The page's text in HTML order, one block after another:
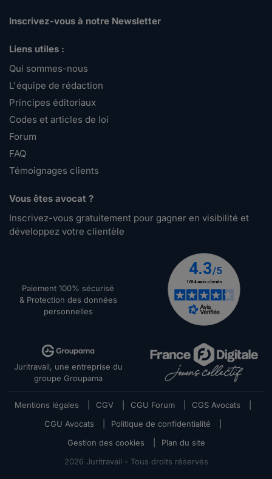
Inscrivez-vous à notre Newsletter
Liens utiles :
Qui sommes-nous
L'équipe de rédaction
Principes éditoriaux
Codes et articles de loi
Forum
FAQ
Témoignages clients
Vous êtes avocat ?
Inscrivez-vous gratuitement pour gagner en visibilité et
développez votre clientèle
Paiement 100% sécurisé
& Protection des données
personnelles
Juritravail, une entreprise du
groupe Groupama
Mentions légales CGV CGU Forum CGS Avocats
CGU Avocats
Politique de confidentialité
Gestion des cookies
Plan du site
2026 Juritravail - Tous droits réservés